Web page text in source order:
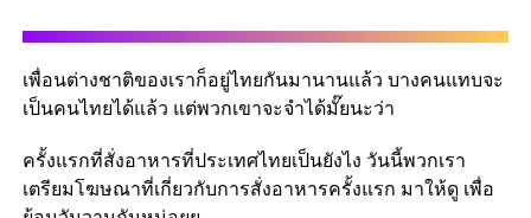
เพื่อนต่างชาติของเราก็อยู่ไทยกันมานานแล้ว บางคนแทบจะ
เป็นคนไทยได้แล้ว แต่พวกเขาจะจำได้มั๊ยนะว่า
ครั้งแรกที่สั่งอาหารที่ประเทศไทยเป็นยังไง วันนี้พวกเรา
เตรียมโฆษณาที่เกี่ยวกับการสั่งอาหารครั้งแรก มาให้ดู เพื่อ